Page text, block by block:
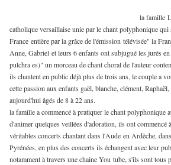
la famille
catholique versaillaise unie par le chant polyphonique qui
France entière par la grâce de l'émission télévisée" la
Anne, Gabriel et leurs 6 enfants ont subjugué les jurés
pulchra es)" un morceau de chant choral de l'auteur
ils chantent en public déjà plus de trois ans, le couple a
cette passion aux enfants gaël, blanche, clément,
aujourd'hui âgés de 8 à 22 ans.
la famille a commencé à pratiquer le chant polyphonique
d'animer quelques veillées d'adoration, ils ont commencé
véritables concerts chantant dans l'Aude en Ardèche,
Pyrénées, en plus des concerts ils échangent avec leur
notamment à travers une chaine You tube, s'ils sont tous